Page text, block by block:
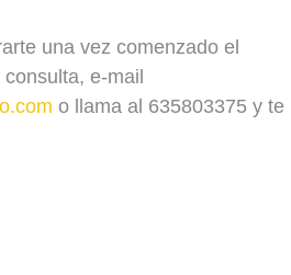
una vez comenzado el
e-mail
o llama al 635803375 y te